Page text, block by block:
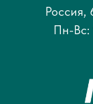
Россия,
Пн-Вс: